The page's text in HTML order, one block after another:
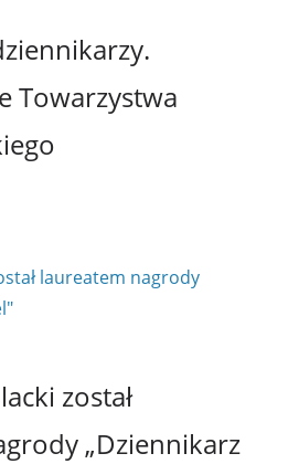
Towarzystwa
został
„Dziennikarz